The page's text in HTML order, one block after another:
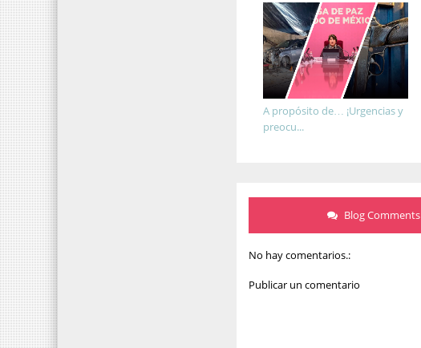
A propósito de… ¡Urgencias y
preocu...
Blog Comments
No hay comentarios.:
Publicar un comentario